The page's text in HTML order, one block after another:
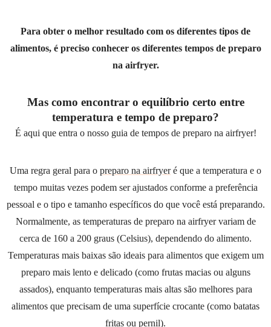
Para obter o melhor resultado com os diferentes tipos de
alimentos, é preciso conhecer os diferentes tempos de preparo
na airfryer.
Mas como encontrar o equilíbrio certo entre
temperatura e tempo de preparo?
É aqui que entra o nosso guia de tempos de preparo na airfryer!
Uma regra geral para o preparo na airfryeré que a temperatura e o
tempo muitas vezes podem ser ajustados conforme a preferência
pessoal e o tipo e tamanho específicos do que você está preparando.
Normalmente, as temperaturas de preparo na airfryer variam de
cerca de 160 a 200 graus (Celsius), dependendo do alimento.
Temperaturas mais baixas são ideais para alimentos que exigem um
preparo mais lento e delicado (como frutas macias ou alguns
assados), enquanto temperaturas mais altas são melhores para
alimentos que precisam de uma superfície crocante (como batatas
fritas ou pernil).